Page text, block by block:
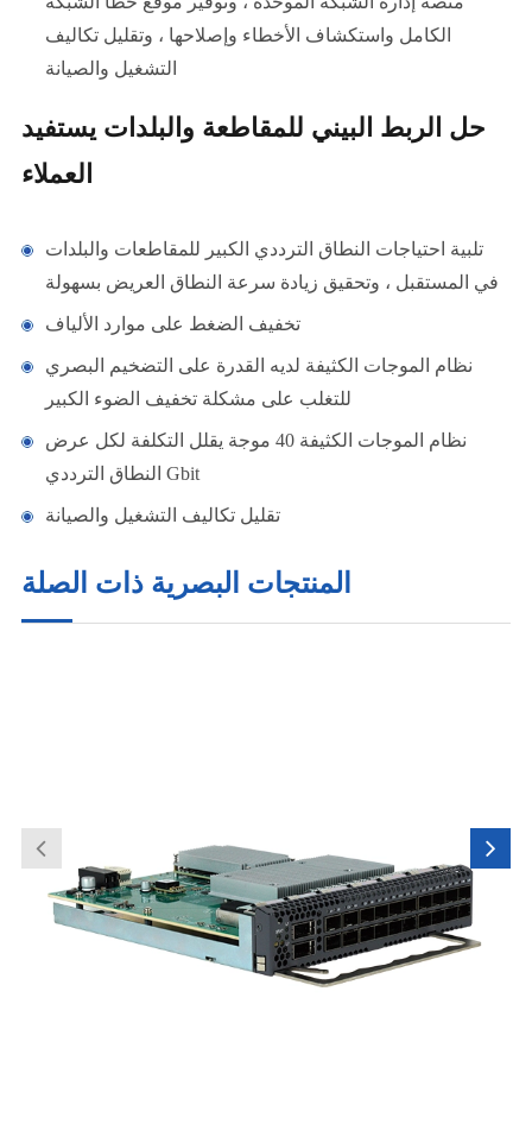
الكامل واستكشاف الأخطاء وإصلاحها ، وتقليل تكاليف
التشغيل والصيانة
حل الربط البيني للمقاطعة والبلدات يستفيد
العملاء
تلبية احتياجات النطاق الترددي الكبير للمقاطعات والبلدات
في المستقبل ، وتحقيق زيادة سرعة النطاق العريض بسهولة
تخفيف الضغط على موارد الألياف
نظام الموجات الكثيفة لديه القدرة على التضخيم البصري
للتغلب على مشكلة تخفيف الضوء الكبير
نظام الموجات الكثيفة 40 موجة يقلل التكلفة لكل عرض
النطاق الترددي Gbit
تقليل تكاليف التشغيل والصيانة
المنتجات البصرية ذات الصلة